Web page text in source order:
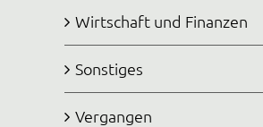
Wirtschaft und Finanzen
Sonstiges
Vergangen